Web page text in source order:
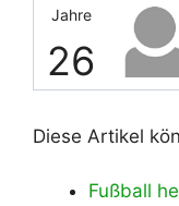
Jahre
26
Diese Artikel
Fußball